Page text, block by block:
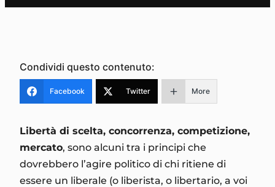
Condividi questo contenuto:
Facebook Twitter More
Libertà di scelta, concorrenza, competizione,
mercato, sono alcuni tra i principi che
dovrebbero l’agire politico di chi ritiene di
essere un liberale (o liberista, o libertario, a voi